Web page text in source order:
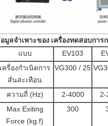
มูลจำเพาะของ เครื่องทดสอบกา
แบบ
EV103
เครื่องกำเนิดการ
สั่นสะเทือน
VG300 / 25
ความถี่ (Hz)
2-4000 2-
Max Exiting
Force (kg.f)
300